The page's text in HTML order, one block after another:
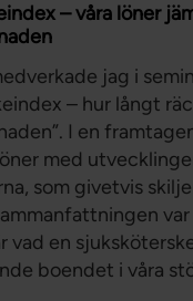
– våra löner
jag i
– hur långt
I en
med
som givetvis
vad en
boendet i våra